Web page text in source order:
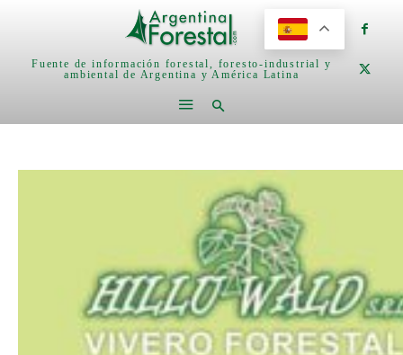
Fuente de información forestal, foresto-industrial y
ambiental de Argentina y América Latina